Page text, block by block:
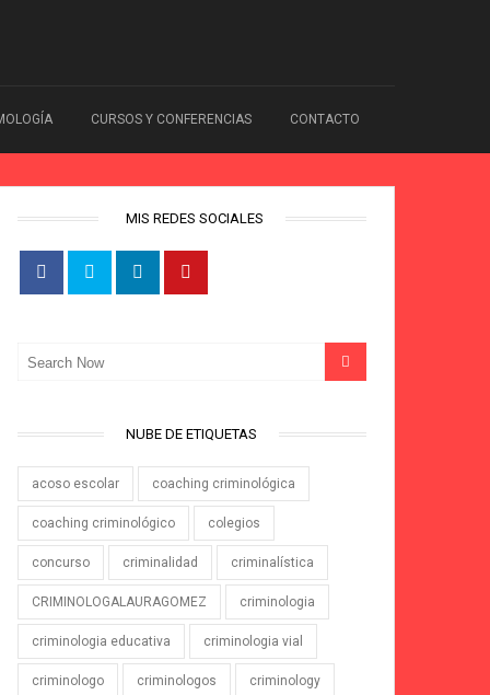
CURSOS Y CONFERENCIAS CONTACTO
MIS REDES SOCIALES
NUBE DE ETIQUETAS
acoso escolar coaching criminológica
coaching criminológico colegios
concurso criminalidad criminalística
CRIMINOLOGALAURAGOMEZ criminologia
criminologia educativa criminologia vial
criminologo criminologos criminology